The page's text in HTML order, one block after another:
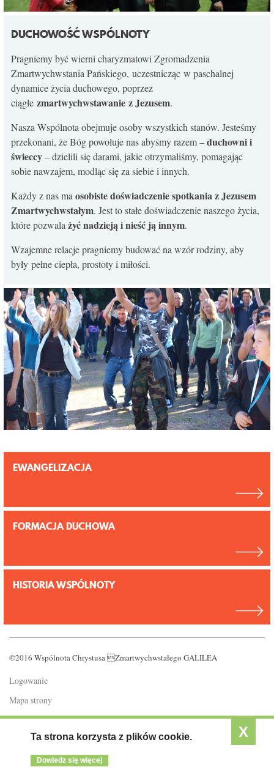
DUCHOWOŚĆ WSPÓLNOTY
Pragniemy być wierni charyzmatowi Zgromadzenia
Zmartwychwstania Pańskiego, uczestnicząc w paschalnej
dynamice życia duchowego, poprzez
ciągłe zmartwychwstawanie z Jezusem.
Nasza Wspólnota obejmuje osoby wszystkich stanów. Jesteśmy
przekonani, że Bóg powołuje nas abyśmy razem –duchowni i
świeccy– dzielili się darami, jakie otrzymaliśmy, pomagając
sobie nawzajem, modląc się za siebie i innych.
Każdy z nas ma osobiste doświadczenie spotkania z Jezusem
Zmartwychwstałym. Jest to stałe doświadczenie naszego życia,
które pozwala żyć nadzieją i nieść ją innym.
Wzajemne relacje pragniemy budować na wzór rodziny, aby
były pełne ciepła, prostoty i miłości.
EWANGELIZACJA
FORMACJA DUCHOWA
HISTORIA WSPÓLNOTY
©2016 Wspólnota Chrystusa Zmartwychwstałego GALILEA
Logowanie
Mapa strony
Polityka prywatności
Ta strona korzysta z plików cookie.
Dowiedz się więcej
X